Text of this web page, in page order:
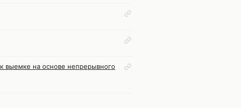
выемке на основе непрерывного